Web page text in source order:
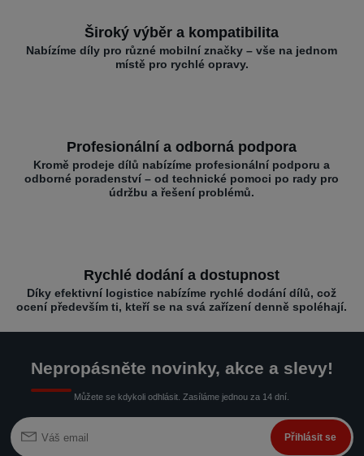
Široký výběr a kompatibilita
Nabízíme díly pro různé mobilní značky – vše na jednom
místě pro rychlé opravy.
Profesionální a odborná podpora
Kromě prodeje dílů nabízíme profesionální podporu a
odborné poradenství – od technické pomoci po rady pro
údržbu a řešení problémů.
Rychlé dodání a dostupnost
Díky efektivní logistice nabízíme rychlé dodání dílů, což
ocení především ti, kteří se na svá zařízení denně spoléhají.
Nepropásněte novinky, akce a slevy!
Můžete se kdykoli odhlásit. Zasíláme jednou za 14 dní.
Přihlásit se